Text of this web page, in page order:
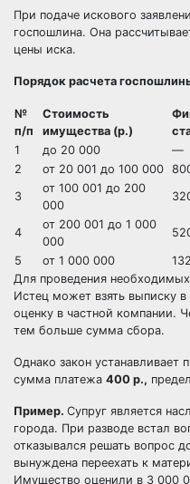
При подаче искового
госпошлина. Она
цены иска.
Порядок расчета
№
п/п
Стоимость
имущества (р.)
1
до 20 000 —
2
от 20 001 до 100 000
3
от 100 001 до 200
000
4
от 200 001 до 1 000
000
5 от 1 000 000
Для проведения необходимых
Истец может взять выписку в
оценку в частной компании.
тем больше сумма сбора.
Однако закон
сумма платежа 400 р.,
Пример. Супруг является
города. При разводе встал
отказывался решать вопрос
вынуждена переехать к
Имущество оценили в 3 000